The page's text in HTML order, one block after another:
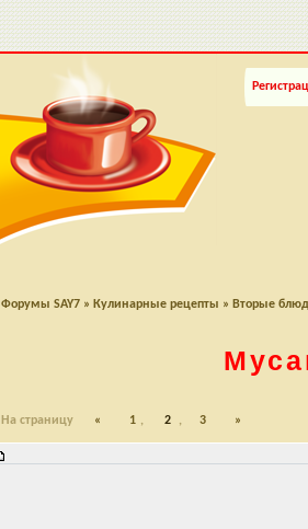
Форумы SAY7 » Кулинарные рецепты » Вторые
На страницу « 1 , 2 , 3 »